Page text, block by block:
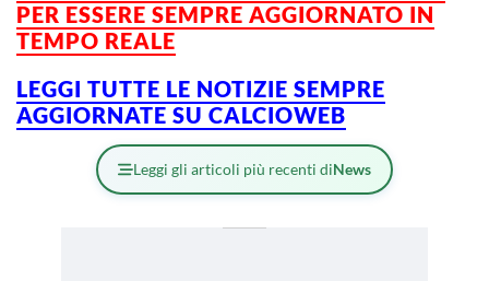
PER ESSERE SEMPRE AGGIORNATO IN
TEMPO REALE
LEGGI TUTTE LE NOTIZIE SEMPRE
AGGIORNATE SU CALCIOWEB
Leggi gli articoli più recenti diNews